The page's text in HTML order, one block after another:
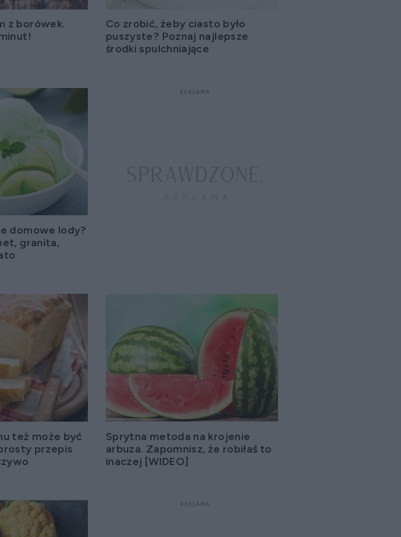
z borówek.
Co zrobić, żeby ciasto było
puszyste? Poznaj najlepsze
środki spulchniające
domowe lody?
granita,
też może być
przepis
Sprytna metoda na krojenie
arbuza. Zapomnisz, że robiłaś to
inaczej [WIDEO]